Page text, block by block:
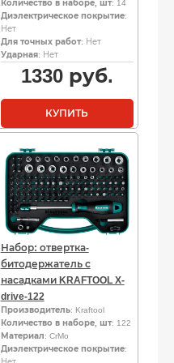
Количество в наборе, шт: 14
Диэлектрическое покрытие:
Нет
Для точных работ: Нет
Ударная: Нет
1330руб.
КУПИТЬ
Набор: отвертка-
битодержатель с
насадками KRAFTOOL X-
drive-122
Производитель: Kraftool
Количество в наборе, шт: 122
Материал: CrMo
Диэлектрическое покрытие: